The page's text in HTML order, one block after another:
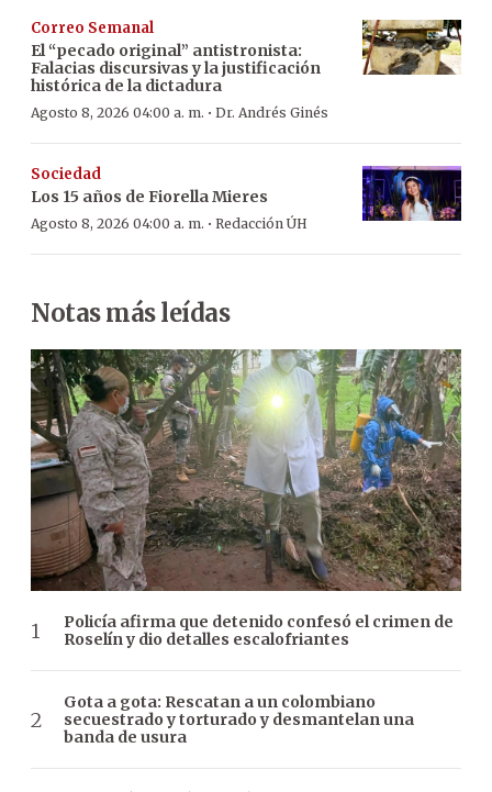
Correo Semanal
El “pecado original” antistronista:
Falacias discursivas y la justificación
histórica de la dictadura
Agosto 8, 2026 04:00 a. m. · Dr. Andrés Ginés
Sociedad
Los 15 años de Fiorella Mieres
Agosto 8, 2026 04:00 a. m. · Redacción ÚH
Notas más leídas
Policía afirma que detenido confesó el crimen de
Roselín y dio detalles escalofriantes
Gota a gota: Rescatan a un colombiano
secuestrado y torturado y desmantelan una
banda de usura